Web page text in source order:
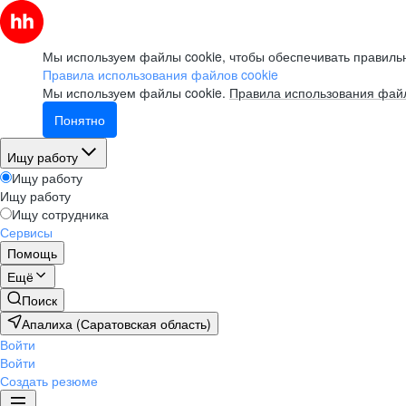
Мы используем файлы cookie, чтобы обеспечивать
Правила использования файлов cookie
Мы используем файлы cookie. Правила использования
Понятно
Ищу работу
Ищу работу
Ищу работу
Ищу сотрудника
Сервисы
Помощь
Ещё
Поиск
Апалиха (Саратовская область)
Войти
Войти
Создать резюме